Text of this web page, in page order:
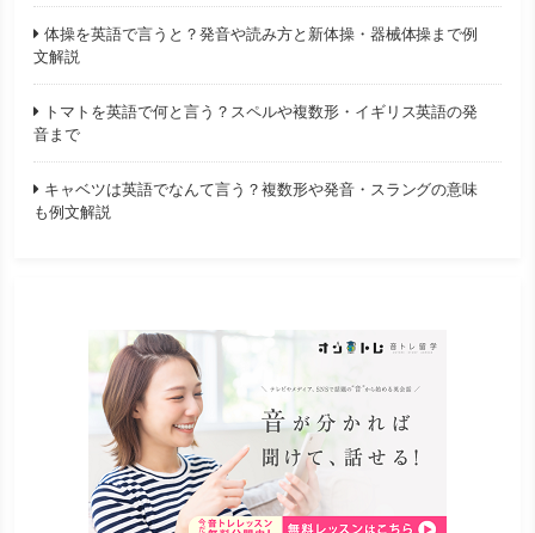
体操を英語で言うと？発音や読み方と新体操・器械体操まで例
文解説
トマトを英語で何と言う？スペルや複数形・イギリス英語の発
音まで
キャベツは英語でなんて言う？複数形や発音・スラングの意味
も例文解説